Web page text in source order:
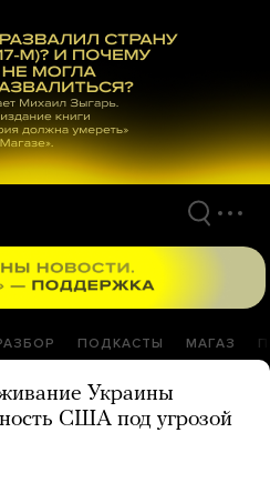
ПОДКАСТЫ МАГАЗ
Украины
США под угрозой